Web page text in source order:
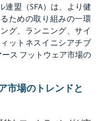
連盟（SFA）は、より健
ための取り組みの一環
グ、ランニング、サイ
ットネスイニシアチブ
ス フットウェア市場の
市場のトレンドと